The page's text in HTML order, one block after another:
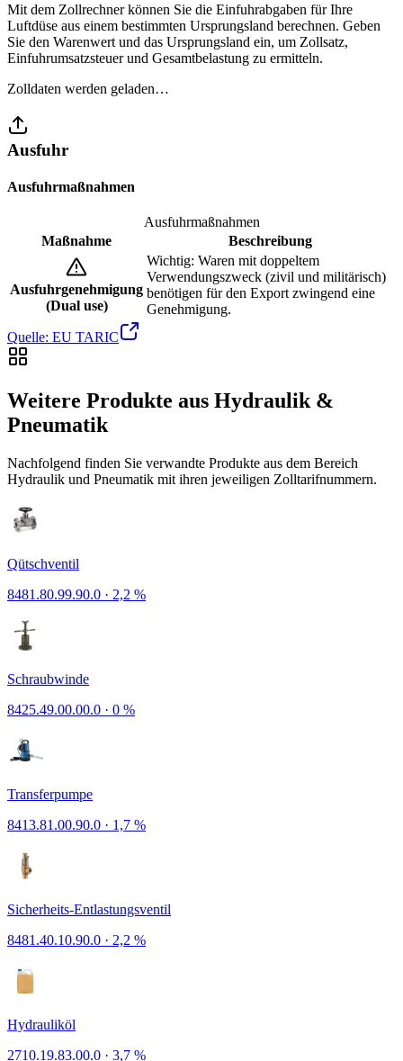
Mit dem Zollrechner können Sie die Einfuhrabgaben für Ihre
Luftdüse aus einem bestimmten Ursprungsland berechnen. Geben
Sie den Warenwert und das Ursprungsland ein, um Zollsatz,
Einfuhrumsatzsteuer und Gesamtbelastung zu ermitteln.
Zolldaten werden geladen…
Ausfuhr
Ausfuhrmaßnahmen
Ausfuhrmaßnahmen
Maßnahme
Beschreibung
Ausfuhrgenehmigung
(Dual use)
Wichtig: Waren mit doppeltem
Verwendungszweck (zivil und militärisch)
benötigen für den Export zwingend eine
Genehmigung.
Quelle: EU TARIC
Weitere Produkte aus Hydraulik &
Pneumatik
Nachfolgend finden Sie verwandte Produkte aus dem Bereich
Hydraulik und Pneumatik mit ihren jeweiligen Zolltarifnummern.
Qütschventil
8481.80.99.90.0 · 2,2 %
Schraubwinde
8425.49.00.00.0 · 0 %
Transferpumpe
8413.81.00.90.0 · 1,7 %
Sicherheits-Entlastungsventil
8481.40.10.90.0 · 2,2 %
Hydrauliköl
2710.19.83.00.0 · 3,7 %